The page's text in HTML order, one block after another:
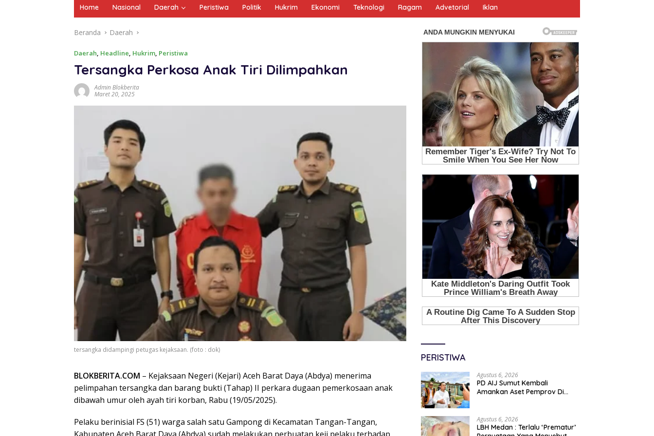
Home Nasional Daerah Peristiwa Politik Hukrim Ekonomi Teknologi Ragam Advetorial Iklan
Beranda Daerah
Daerah Headline Hukrim Peristiwa
Tersangka Perkosa Anak Tiri Dilimpahkan
Admin Blokberita
Maret 20, 2025
tersangka didampingi petugas kejaksaan. (foto : dok)
BLOKBERITA.COM – Kejaksaan Negeri (Kejari) Aceh Barat Daya (Abdya) menerima
pelimpahan tersangka dan barang bukti (Tahap) II perkara dugaan pemerkosaan anak
dibawah umur oleh ayah tiri korban, Rabu (19/05/2025).
Pelaku berinisial FS (51) warga salah satu Gampong di Kecamatan Tangan-Tangan,
PERISTIWA
Agustus 6, 2026
PD AIJ Sumut Kembali
Amankan Aset Pemprov Di
Agustus 6, 2026
LBH Medan : Terlalu ‘Prematur’